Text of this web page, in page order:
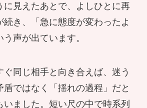
に見えたあとで、よしひとに再
続き、「急に態度が変わったよ
声が出ています。
ぐ同じ相手と向き合えば、迷う
ではなく「揺れの過程」だと
ました。短い尺の中で時系列